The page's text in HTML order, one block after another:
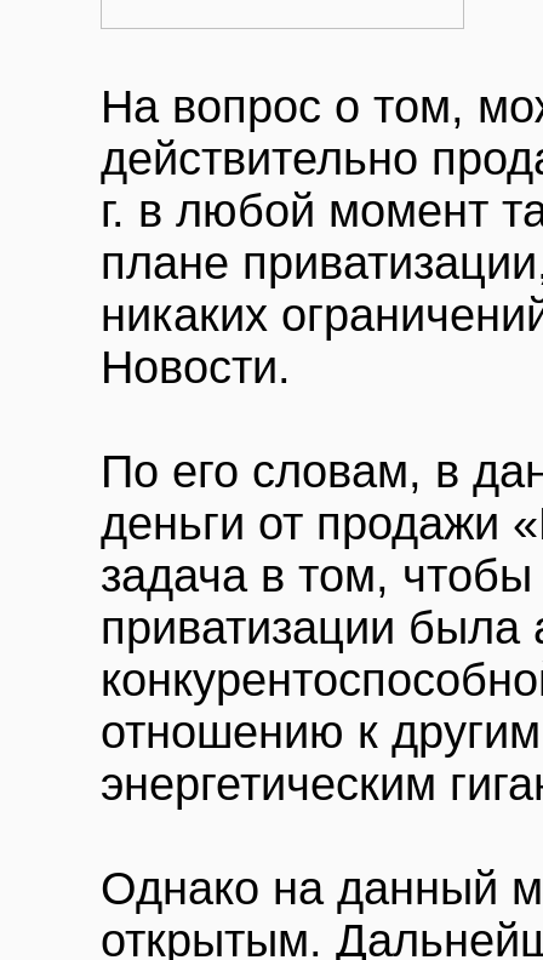
На вопрос о том,
действительно
г. в любой момент
плане
никаких
Новости.
По его словам, в
деньги от продажи
задача в том,
приватизации была
отношению к
энергетическим
Однако на данный
открытым.